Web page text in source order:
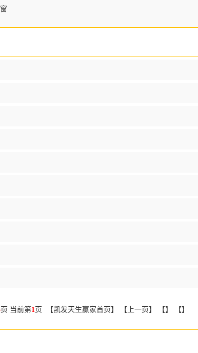
页 当前第1页 【凯发天生赢家首页】 【上一页】 【】 【】